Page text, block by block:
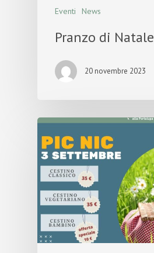
Eventi News
Pranzo di Natale
20 novembre 2023